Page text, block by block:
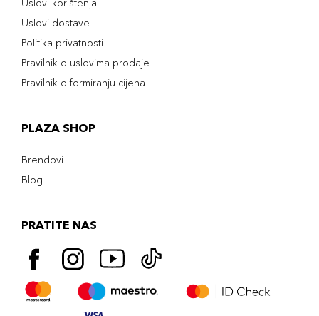
Uslovi korištenja
Uslovi dostave
Politika privatnosti
Pravilnik o uslovima prodaje
Pravilnik o formiranju cijena
PLAZA SHOP
Brendovi
Blog
PRATITE NAS